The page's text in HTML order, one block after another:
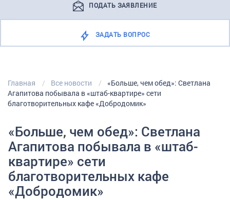
ПОДАТЬ ЗАЯВЛЕНИЕ
ЗАДАТЬ ВОПРОС
Главная Все новости
«Больше, чем обед»: Светлана
Агапитова побывала в «штаб-квартире» сети
благотворительных кафе «Добродомик»
«Больше, чем обед»: Светлана
Агапитова побывала в «штаб-
квартире» сети
благотворительных кафе
«Добродомик»